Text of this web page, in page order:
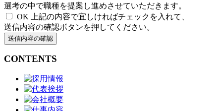
選考の中で職種を提案し進めさせていただきます。
OK
上記の内容で宜しければチェックを入れて、
送信内容の確認ボタンを押してください。
CONTENTS